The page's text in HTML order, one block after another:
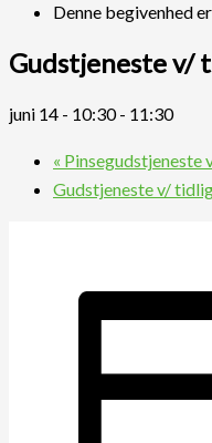
Denne begivenhed
Gudstjeneste v/
juni 14 - 10:30- 11:30
«
Gudstjeneste v/